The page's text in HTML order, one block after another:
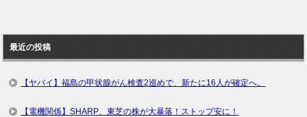
最近の投稿
【ヤバイ】福島の甲状腺がん検査2巡めで、新たに16人が確定へ。
【電機関係】SHARP、東芝の株が大暴落！ストップ安に！